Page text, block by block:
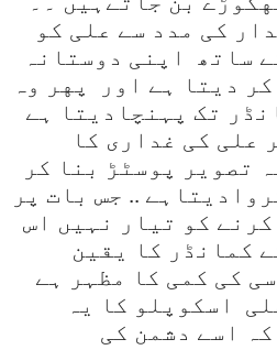
کی مدد سے علی کو
ساتھ اپنی دوستانہ
دیتا ہے اور پهر وہ
تک پہنچادیتا ہے
علی کی غداری کا
تصویر پوسٹڑ بنا کر
.. جس بات پر
کو تیار نہیں اس
کمانڈر کا یقین
کی کمی کا مظہر ہے
اسکوپلو کا یہ
اسے دشمن کی